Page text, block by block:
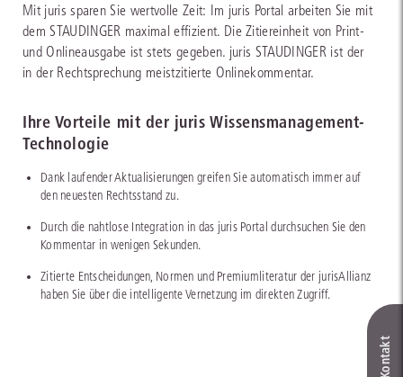
Mit juris sparen Sie wertvolle Zeit: Im juris Portal arbeiten Sie mit
dem STAUDINGER maximal effizient. Die Zitiereinheit von Print-
und Onlineausgabe ist stets gegeben. juris STAUDINGER ist der
in der Rechtsprechung meistzitierte Onlinekommentar.
Ihre Vorteile mit der juris Wissensmanagement-
Technologie
Dank laufender Aktualisierungen greifen Sie automatisch immer auf
den neuesten Rechtsstand zu.
Durch die nahtlose Integration in das juris Portal durchsuchen Sie den
Kommentar in wenigen Sekunden.
Zitierte Entscheidungen, Normen und Premiumliteratur der jurisAllianz
haben Sie über die intelligente Vernetzung im direkten Zugriff.